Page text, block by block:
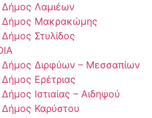
Δήμος Λαμιέων
Δήμος Μακρακώμης
Δήμος Στυλίδος
Δήμος Διρφύων – Μεσσαπίων
Δήμος Ερέτριας
Δήμος Ιστιαίας – Αιδηψού
Δήμος Καρύστου